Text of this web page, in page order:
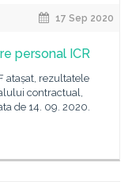
17 Sep 2020
personal ICR
atașat, rezultatele
contractual,
de 14. 09. 2020.